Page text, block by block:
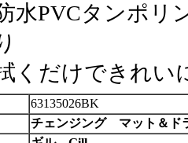
水PVCタンポリ
くだけできれい
63135026BK
チェンジング マット＆